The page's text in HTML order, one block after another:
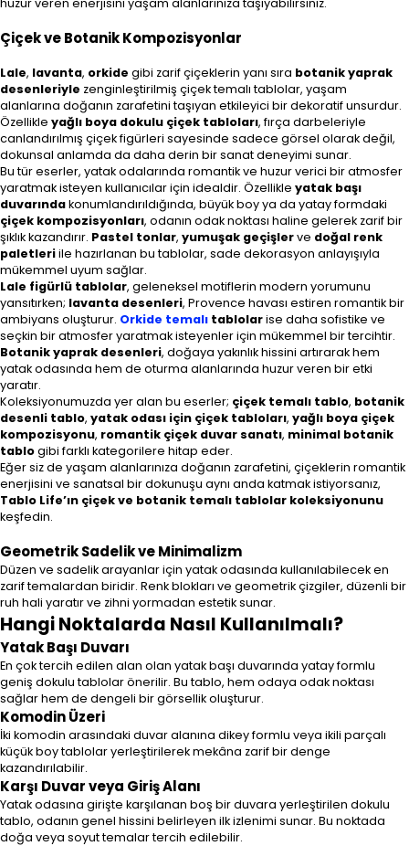
huzur veren enerjisini yaşam alanlarınıza taşıyabilirsiniz.
Çiçek ve Botanik Kompozisyonlar
Lale, lavanta, orkide gibi zarif çiçeklerin yanı sıra botanik yaprak
desenleriyle zenginleştirilmiş çiçek temalı tablolar, yaşam
alanlarına doğanın zarafetini taşıyan etkileyici bir dekoratif unsurdur.
Özellikle yağlı boya dokulu çiçek tabloları, fırça darbeleriyle
canlandırılmış çiçek figürleri sayesinde sadece görsel olarak değil,
dokunsal anlamda da daha derin bir sanat deneyimi sunar.
Bu tür eserler, yatak odalarında romantik ve huzur verici bir atmosfer
yaratmak isteyen kullanıcılar için idealdir. Özellikle yatak başı
duvarındakonumlandırıldığında, büyük boy ya da yatay formdaki
çiçek kompozisyonları, odanın odak noktası haline gelerek zarif bir
şıklık kazandırır. Pastel tonlar, yumuşak geçişlerve doğal renk
paletleriile hazırlanan bu tablolar, sade dekorasyon anlayışıyla
mükemmel uyum sağlar.
Lale figürlü tablolar, geleneksel motiflerin modern yorumunu
yansıtırken; lavanta desenleri, Provence havası estiren romantik bir
ambiyans oluşturur. Orkide temalı tablolarise daha sofistike ve
seçkin bir atmosfer yaratmak isteyenler için mükemmel bir tercihtir.
Botanik yaprak desenleri, doğaya yakınlık hissini artırarak hem
yatak odasında hem de oturma alanlarında huzur veren bir etki
yaratır.
Koleksiyonumuzda yer alan bu eserler; çiçek temalı tablo, botanik
desenli tablo, yatak odası için çiçek tabloları, yağlı boya çiçek
kompozisyonu, romantik çiçek duvar sanatı, minimal botanik
tablogibi farklı kategorilere hitap eder.
Eğer siz de yaşam alanlarınıza doğanın zarafetini, çiçeklerin romantik
enerjisini ve sanatsal bir dokunuşu aynı anda katmak istiyorsanız,
Tablo Life’ın çiçek ve botanik temalı tablolar koleksiyonunu
keşfedin.
Geometrik Sadelik ve Minimalizm
Düzen ve sadelik arayanlar için yatak odasında kullanılabilecek en
zarif temalardan biridir. Renk blokları ve geometrik çizgiler, düzenli bir
ruh hali yaratır ve zihni yormadan estetik sunar.
Hangi Noktalarda Nasıl Kullanılmalı?
Yatak Başı Duvarı
En çok tercih edilen alan olan yatak başı duvarında yatay formlu
geniş dokulu tablolar önerilir. Bu tablo, hem odaya odak noktası
sağlar hem de dengeli bir görsellik oluşturur.
Komodin Üzeri
İki komodin arasındaki duvar alanına dikey formlu veya ikili parçalı
küçük boy tablolar yerleştirilerek mekâna zarif bir denge
kazandırılabilir.
Karşı Duvar veya Giriş Alanı
Yatak odasına girişte karşılanan boş bir duvara yerleştirilen dokulu
tablo, odanın genel hissini belirleyen ilk izlenimi sunar. Bu noktada
doğa veya soyut temalar tercih edilebilir.